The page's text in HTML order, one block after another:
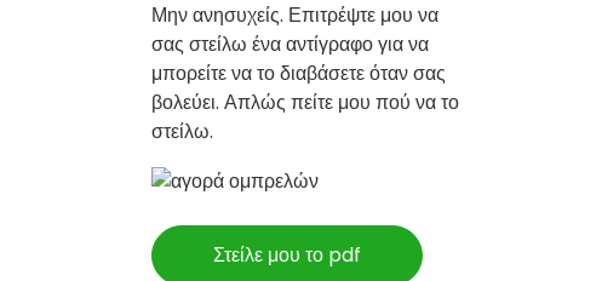
Μην ανησυχείς. Επιτρέψτε μου να
σας στείλω ένα αντίγραφο για να
μπορείτε να το διαβάσετε όταν σας
βολεύει. Απλώς πείτε μου πού να το
στείλω.
Στείλε μου το pdf